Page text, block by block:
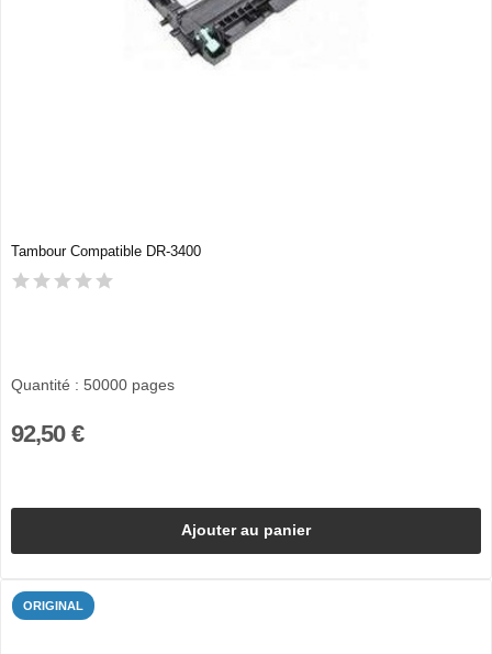
Tambour Compatible DR-3400
Quantité : 50000 pages
92,50 €
Ajouter au panier
ORIGINAL